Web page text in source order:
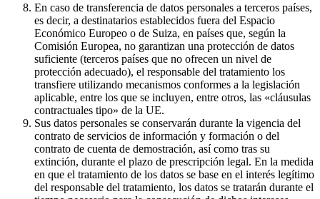
En caso de transferencia de datos personales a terceros países,
es decir, a destinatarios establecidos fuera del Espacio
Económico Europeo o de Suiza, en países que, según la
Comisión Europea, no garantizan una protección de datos
suficiente (terceros países que no ofrecen un nivel de
protección adecuado), el responsable del tratamiento los
transfiere utilizando mecanismos conformes a la legislación
aplicable, entre los que se incluyen, entre otros, las «cláusulas
contractuales tipo» de la UE.
Sus datos personales se conservarán durante la vigencia del
contrato de servicios de información y formación o del
contrato de cuenta de demostración, así como tras su
extinción, durante el plazo de prescripción legal. En la medida
en que el tratamiento de los datos se base en el interés legítimo
del responsable del tratamiento, los datos se tratarán durante el